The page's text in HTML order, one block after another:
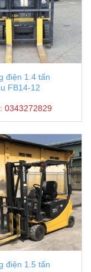
điện 1.4 tấn
FB14-12
0343272829
điện 1.5 tấn